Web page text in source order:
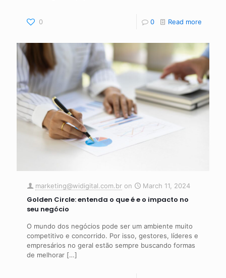
0 0 Read more
marketing@widigital.com.br on March 11, 2024
Golden Circle: entenda o que é e o impacto no
seu negócio
O mundo dos negócios pode ser um ambiente muito
competitivo e concorrido. Por isso, gestores, líderes e
empresários no geral estão sempre buscando formas
de melhorar […]